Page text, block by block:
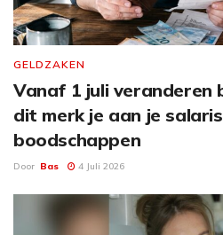
GELDZAKEN
Vanaf 1 juli veranderen
dit merk je aan je
boodschappen
Door Bas 4 Juli 2026